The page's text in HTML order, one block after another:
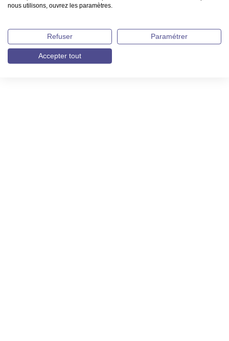
nous utilisons, ouvrez les paramètres.
Refuser Paramétrer
Accepter tout